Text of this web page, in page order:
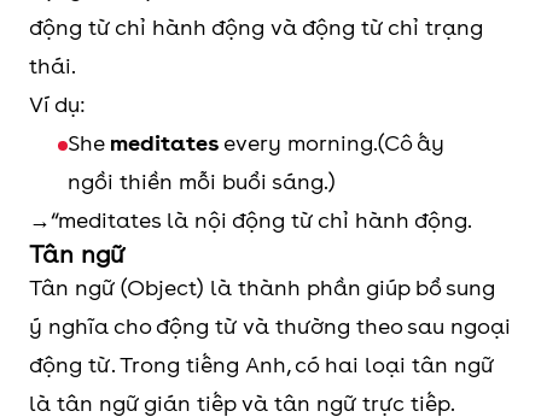
động từ chỉ hành động và động từ chỉ trạng
thái.
Ví dụ:
She meditates every morning.(Cô ấy
ngồi thiền mỗi buổi sáng.)
→“meditates là nội động từ chỉ hành động.
Tân ngữ
Tân ngữ (Object) là thành phần giúp bổ sung
ý nghĩa cho động từ và thường theo sau ngoại
động từ. Trong tiếng Anh, có hai loại tân ngữ
là tân ngữ gián tiếp và tân ngữ trực tiếp.